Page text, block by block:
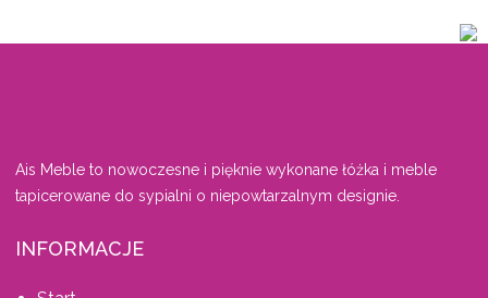
Ais Meble to nowoczesne i pięknie wykonane łóżka i meble
tapicerowane do sypialni o niepowtarzalnym designie.
INFORMACJE